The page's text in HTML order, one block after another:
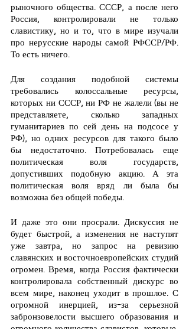
рыночного общества. СССР, а после него
Россия, контролировали не только
славистику, но и то, что в мире изучали
про нерусские народы самой РФССР/РФ.
То есть ничего.
Для создания подобной системы
требовались колоссальные ресурсы,
которых ни СССР, ни РФ не жалели (вы не
представляете, сколько западных
гуманитариев по сей день на подсосе у
РФ), но одних ресурсов для такого было
бы недостаточно. Потребовалась еще
политическая воля государств,
допустивших подобную акцию. А эта
политическая воля вряд ли была бы
возможна без общей победы.
И даже это они просрали. Дискуссия не
будет быстрой, а изменения не наступят
уже завтра, но запрос на ревизию
славянских и восточноевропейских студий
огромен. Время, когда Россия фактически
контролировала собственный дискурс во
всем мире, наконец уходит в прошлое. С
огромной инерцией, из-за серьезной
забронзовелости высшего образования и